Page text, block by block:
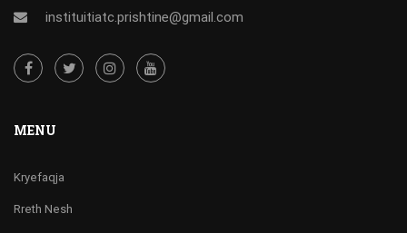
instituitiatc.prishtine@gmail.com
MENU
Kryefaqja
Rreth Nesh